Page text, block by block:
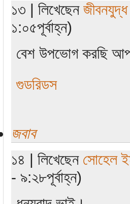
১৩ | লিখেছেন জীবনযুদ্ধ
১:০৫পূর্বাহ্ন)
বেশ উপভোগ করছি
গুডরিডস
জবাব
১৪ | লিখেছেন সোহেল
- ৯:২৮পূর্বাহ্ন)